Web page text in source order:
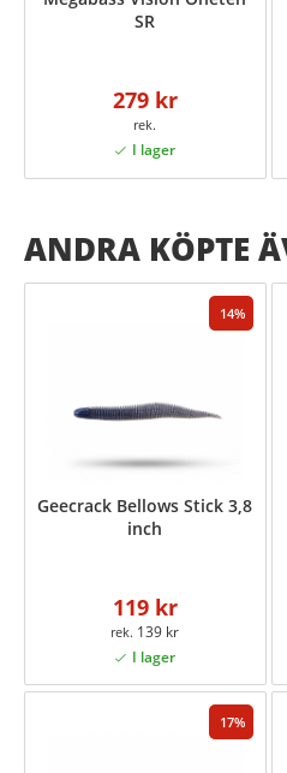
SR
279 kr
ANDRA KÖPTE
14
Geecrack Bellows Stick 3,8
inch
119 kr
139 kr
17